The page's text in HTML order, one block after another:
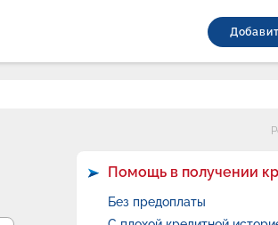
Помощь в получении
Без предоплаты